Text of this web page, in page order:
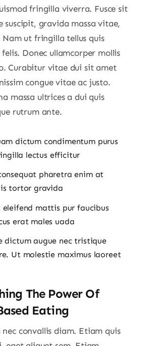
fringilla viverra. Fusce sit
suscipit, gravida massa vitae,
Nam ut fringilla tellus quis
Donec ullamcorper mollis
Curabitur vitae dui sit amet
congue vitae ac justo.
massa ultrices a dui quis
rutrum ante.
dictum condimentum purus
lectus efficitur
pharetra enim at
tortor gravida
eleifend mattis pur faucibus
erat males uada
dictum augue nec tristique
Ut molestie maximus laoreet
The Power Of
Eating
nec convallis diam. Etiam quis